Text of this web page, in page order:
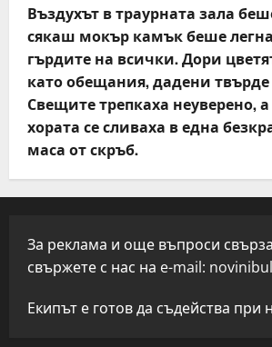
Въздухът в траурната зала
сякаш мокър камък беше
гърдите на всички. Дори
като обещания, дадени твърде
Свещите трепкаха неуверено,
хората се сливаха в една
маса от скръб.
За реклама и още въпроси
свържете с нас на e-mail:
Екипът е готов да съдейства при